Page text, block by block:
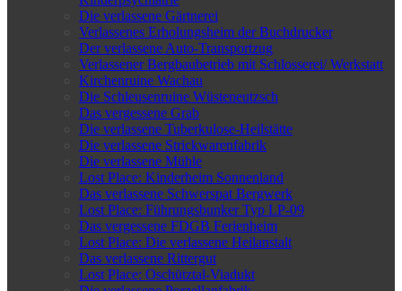
Die verlassene Gärtnerei
Verlassenes Erholungsheim der Buchdrucker
Der verlassene Auto-Transportzug
Verlassener Bergbaubetrieb mit Schlosserei/ Werkstatt
Kirchenruine Wachau
Die Schleusenruine Wüsteneutzsch
Das vergessene Grab
Die verlassene Tuberkulose-Heilstätte
Die verlassene Strickwarenfabrik
Die verlassene Mühle
Lost Place: Kinderheim Sonnenland
Das verlassene Schwerspat Bergwerk
Lost Place: Führungsbunker Typ LP-09
Das vergessene FDGB Ferienheim
Lost Place: Die verlassene Heilanstalt
Das verlassene Rittergut
Lost Place: Oschütztal-Viadukt